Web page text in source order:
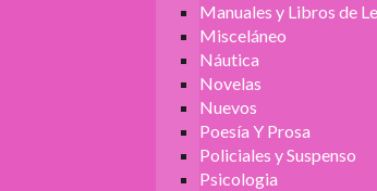
Manuales y Libros de
Misceláneo
Náutica
Novelas
Nuevos
Poesía Y Prosa
Policiales y Suspenso
Psicologia